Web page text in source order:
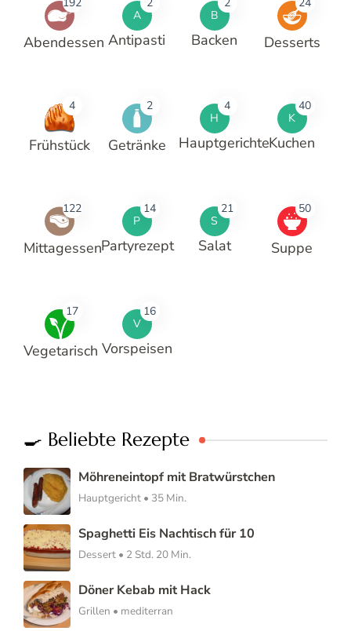
Abendessen
A
Antipasti
B
Backen Desserts
4
Frühstück
2
Getränke
H
4
Hauptgerichte
K
40
Kuchen
122
Mittagessen
P
14
Partyrezept
S
21
Salat
50
Suppe
17
Vegetarisch
V
16
Vorspeisen
🍳 Beliebte Rezepte
Möhreneintopf mit Bratwürstchen
Hauptgericht • 35 Min.
Spaghetti Eis Nachtisch für 10
Dessert • 2 Std. 20 Min.
Döner Kebab mit Hack
Grillen • mediterran